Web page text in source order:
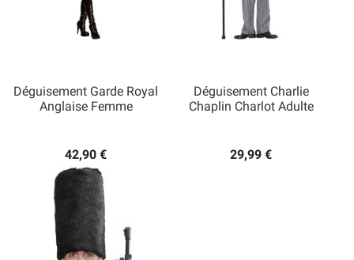
Déguisement Garde Royal
Anglaise Femme
42,90 €
Déguisement Charlie
Chaplin Charlot Adulte
29,99 €